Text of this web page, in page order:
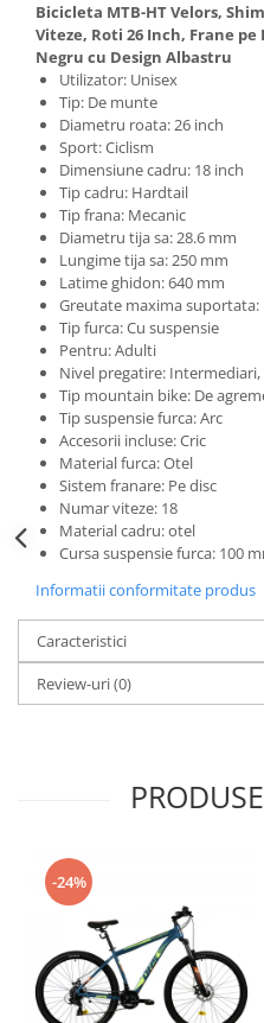
Bicicleta MTB-HT Velors,
Viteze, Roti 26 Inch, Frane pe
Negru cu Design Albastru
Utilizator: Unisex
Tip: De munte
Diametru roata: 26 inch
Sport: Ciclism
Dimensiune cadru: 18 inch
Tip cadru: Hardtail
Tip frana: Mecanic
Diametru tija sa: 28.6 mm
Lungime tija sa: 250 mm
Latime ghidon: 640 mm
Greutate maxima suportata:
Tip furca: Cu suspensie
Pentru: Adulti
Nivel pregatire:
Tip mountain bike: De
Tip suspensie furca: Arc
Accesorii incluse: Cric
Material furca: Otel
Sistem franare: Pe disc
Numar viteze: 18
Material cadru: otel
Cursa suspensie furca: 100
Informatii conformitate produs
Caracteristici
Review-uri(0)
-24%